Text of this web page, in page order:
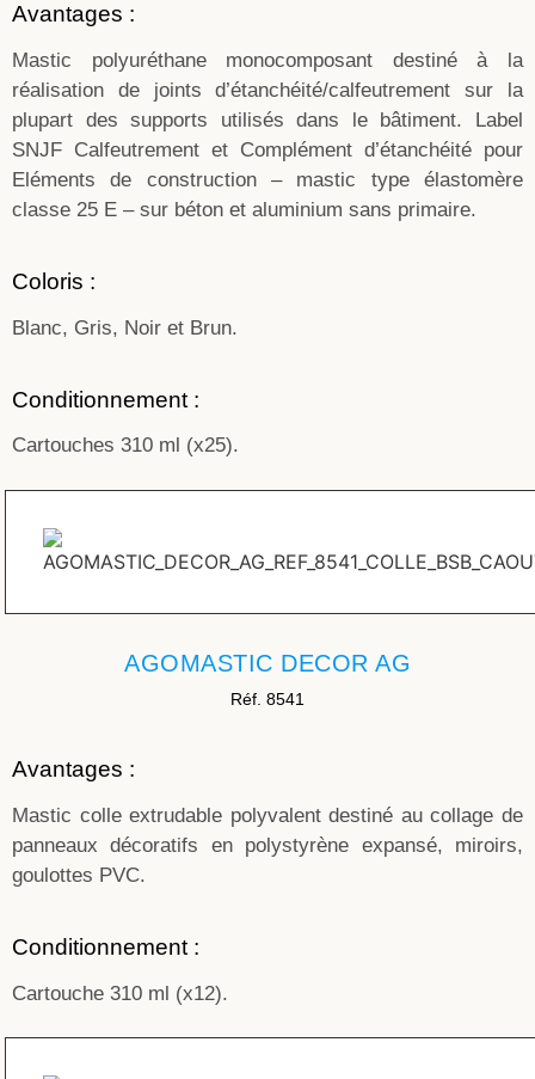
Avantages :
Mastic polyuréthane monocomposant destiné à la
réalisation de joints d’étanchéité/calfeutrement sur la
plupart des supports utilisés dans le bâtiment. Label
SNJF Calfeutrement et Complément d’étanchéité pour
Eléments de construction – mastic type élastomère
classe 25 E – sur béton et aluminium sans primaire.
Coloris :
Blanc, Gris, Noir et Brun.
Conditionnement :
Cartouches 310 ml (x25).
AGOMASTIC DECOR AG
Réf. 8541
Avantages :
Mastic colle extrudable polyvalent destiné au collage de
panneaux décoratifs en polystyrène expansé, miroirs,
goulottes PVC.
Conditionnement :
Cartouche 310 ml (x12).